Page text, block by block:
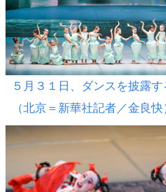
５月３１日、ダンスを披露す
（北京＝新華社記者／金良快